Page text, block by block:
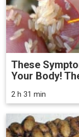
These
Your Body!
2 h 31 min